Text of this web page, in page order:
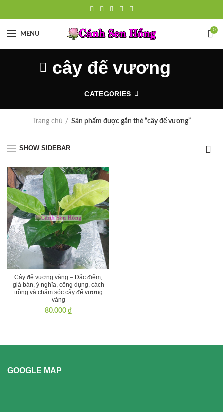
MENU
0
cây đế vương
CATEGORIES
Trang chủ Sản phẩm được gắn thẻ “cây đế vương”
SHOW SIDEBAR
Cây đế vương vàng – Đặc điểm,
giá bán, ý nghĩa, công dụng, cách
trồng và chăm sóc cây đế vương
vàng
80.000 ₫
GOOGLE MAP